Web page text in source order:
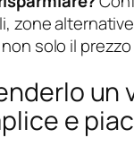
zone
solo il
un
e